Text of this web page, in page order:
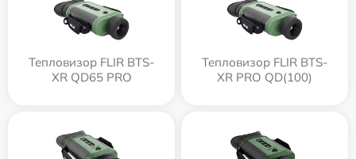
Тепловизор FLIR BTS-
XR QD65 PRO
Тепловизор FLIR BTS-
XR PRO QD(100)